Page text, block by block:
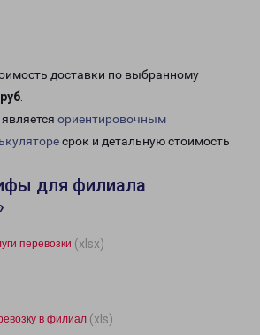
доставки по выбранному
.
ориентировочным
срок и детальную стоимость
для филиала
перевозки (xlsx)
в филиал (xls)